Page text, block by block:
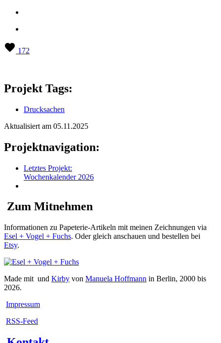
172
Projekt Tags:
Drucksachen
Aktualisiert am 05.11.2025
Projektnavigation:
Letztes Projekt:
Wochenkalender 2026
Zum Mitnehmen
Informationen zu Papeterie-Artikeln mit meinen Zeichnungen via
Esel + Vogel + Fuchs. Oder gleich anschauen und bestellen bei
Etsy.
Made mit und Kirby von Manuela Hoffmann in Berlin, 2000 bis
2026.
Impressum
RSS-Feed